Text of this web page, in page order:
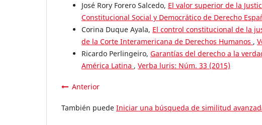
José Rory Forero Salcedo, El valor superior de la
Constitucional Social y Democrático de Derecho
Corina Duque Ayala, El control constitucional de la
de la Corte Interamericana de Derechos Humanos ,
Ricardo Perlingeiro, Garantías del derecho a la
América Latina , Verba luris: Núm. 33 (2015)
Anterior
También puede Iniciar una búsqueda de similitud